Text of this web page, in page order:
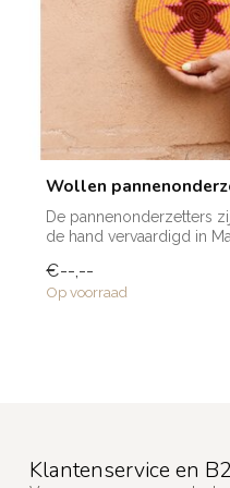
Wollen
De pannenonderzetters
de hand vervaardigd in
€--,--
Op voorraad
Klantenservice en